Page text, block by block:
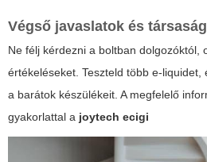
Végső javaslatok és
Ne félj kérdezni a boltban dolgozóktól,
értékeléseket. Teszteld több e-
a barátok készülékeit. A megfelelő
gyakorlattal a joytech ecigi